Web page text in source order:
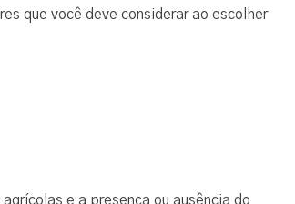
que você deve considerar ao escolher
e a presença ou ausência do